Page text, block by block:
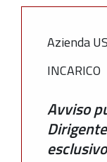
Azienda
INCARICO
Avviso
esclusivo